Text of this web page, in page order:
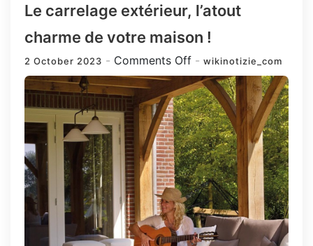
Le carrelage extérieur, l’atout
charme de votre maison !
2 October 2023 Comments Offon
Le
carrelage
extérieur,
l’atout
charme
de
votre
maison
!
wikinotizie_com